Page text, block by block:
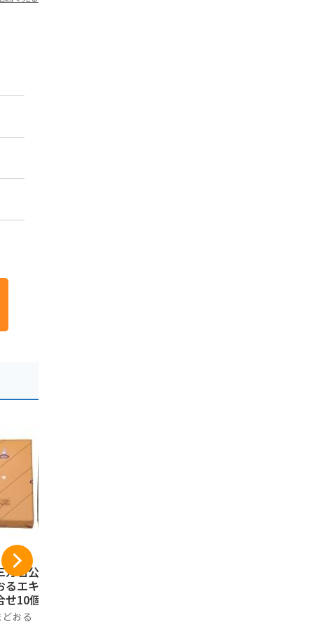
万石公式】まま
るエキソンパイ
10個入
どおる